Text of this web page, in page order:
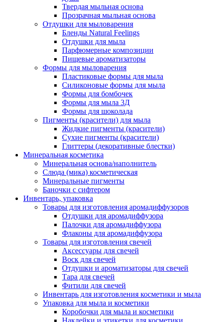
Твердая мыльная основа
Прозрачная мыльная основа
Отдушки для мыловарения
Бленды Natural Feelings
Отдушки для мыла
Парфюмерные композиции
Пищевые ароматизаторы
Формы для мыловарения
Пластиковые формы для мыла
Силиконовые формы для мыла
Формы для бомбочек
Формы для мыла 3Д
Формы для шоколада
Пигменты (красители) для мыла
Жидкие пигменты (красители)
Сухие пигменты (красители)
Глиттеры (декоративные блестки)
Минеральная косметика
Минеральная основа/наполнитель
Слюда (мика) косметическая
Минеральные пигменты
Баночки с сифтером
Инвентарь, упаковка
Товары для изготовления аромадиффузоров
Отдушки для аромадиффузора
Палочки для аромадиффузора
Флаконы для аромадиффузора
Товары для изготовления свечей
Аксессуары для свечей
Воск для свечей
Отдушки и ароматизаторы для свечей
Тара для свечей
Фитили для свечей
Инвентарь для изготовления косметики и мыла
Упаковка для мыла и косметики
Коробочки для мыла и косметики
Наклейки и этикетки для косметики